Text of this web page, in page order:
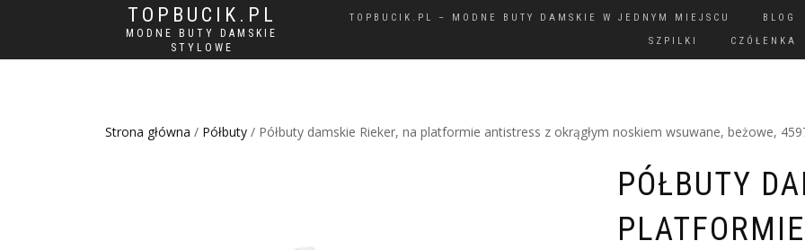
TOPBUCIK.PL
MODNE BUTY DAMSKIE
STYLOWE
TOPBUCIK.PL – MODNE BUTY DAMSKIE W JEDNYM MIEJSCU
BLOG
SZPILKI
CZÓŁENKA
Strona główna / Półbuty / Półbuty damskie Rieker, na platformie antistress z okrągłym noskiem wsuwane, beżowe,
PÓŁBUTY